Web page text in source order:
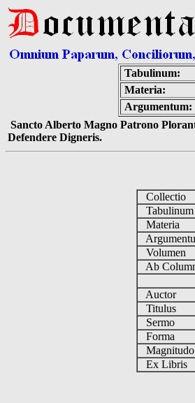
Tabulinum:
Materia:
Argumentum:
Sancto Alberto Magno Patrono
Defendere Digneris.
Collectio
Tabulinum
Materia
Volumen
Ab
Auctor
Titulus
Sermo
Forma
Magnitudo
Ex Libris